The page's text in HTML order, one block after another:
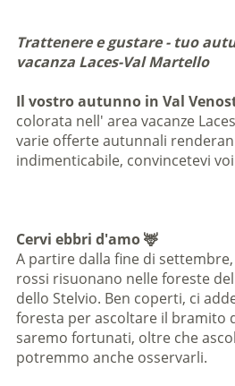
Trattenere e gustare - tuo
vacanza Laces-Val Martello
Il vostro autunno in Val
colorata nell' area vacanze
varie offerte autunnali
indimenticabile, convincetevi
Cervi ebbri d'amo 🦌
A partire dalla fine di
rossi risuonano nelle foreste
dello Stelvio. Ben coperti, ci
foresta per ascoltare il bramito
saremo fortunati, oltre che
potremmo anche osservarli.